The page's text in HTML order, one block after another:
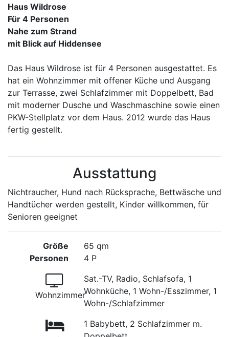
Haus Wildrose
Für 4 Personen
Nahe zum Strand
mit Blick auf Hiddensee
Das Haus Wildrose ist für 4 Personen ausgestattet. Es
hat ein Wohnzimmer mit offener Küche und Ausgang
zur Terrasse, zwei Schlafzimmer mit Doppelbett, Bad
mit moderner Dusche und Waschmaschine sowie einen
PKW-Stellplatz vor dem Haus. 2012 wurde das Haus
fertig gestellt.
Ausstattung
Nichtraucher, Hund nach Rücksprache, Bettwäsche und
Handtücher werden gestellt, Kinder willkommen, für
Senioren geeignet
Größe
Personen
65 qm
4 P
Wohnzimmer
Sat.-TV, Radio, Schlafsofa, 1
Wohnküche, 1 Wohn-/Esszimmer, 1
Wohn-/Schlafzimmer
1 Babybett, 2 Schlafzimmer m.